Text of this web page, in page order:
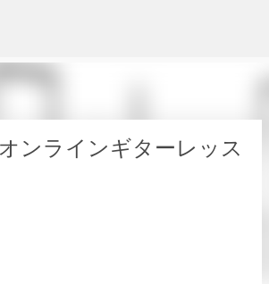
プしてメイン コンテンツに移動
ンラインギターレッス